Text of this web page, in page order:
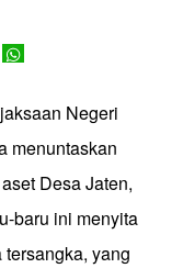
Negeri
menuntaskan
Desa Jaten,
baru ini menyita
yang